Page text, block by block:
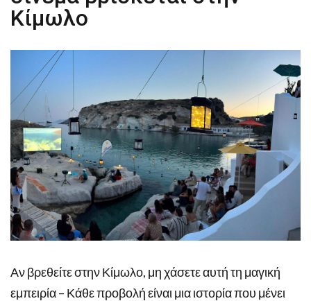
Κίμωλο
Αν βρεθείτε στην Κίμωλο, μη χάσετε αυτή τη μαγική
εμπειρία – Κάθε προβολή είναι μια ιστορία που μένει